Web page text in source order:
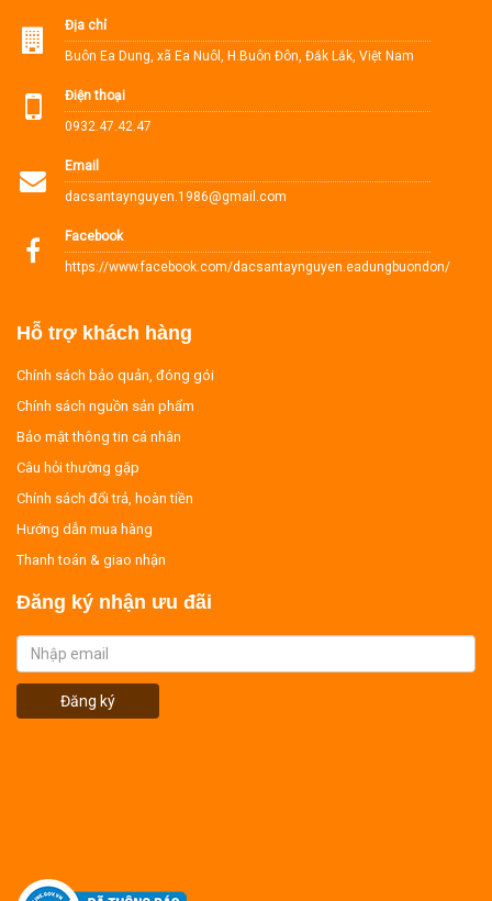
Địa chỉ
Buôn Ea Dung, xã Ea Nuôl, H.Buôn Đôn, Đắk Lắk, Việt Nam
Điện thoại
0932.47.42.47
Email
dacsantaynguyen.1986@gmail.com
Facebook
https://www.facebook.com/dacsantaynguyen.eadungbuondon/
Hỗ trợ khách hàng
Chính sách bảo quản, đóng gói
Chính sách nguồn sản phẩm
Bảo mật thông tin cá nhân
Câu hỏi thường gặp
Chính sách đổi trả, hoàn tiền
Hướng dẫn mua hàng
Thanh toán & giao nhận
Đăng ký nhận ưu đãi
Đăng ký